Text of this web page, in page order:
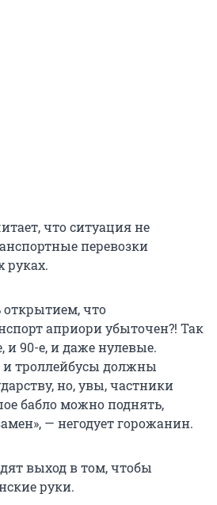
что ситуация не
перевозки
руках.
открытием, что
априори убыточен?! Так
и 90-е, и даже нулевые.
троллейбусы должны
но, увы, частники
бабло можно поднять,
— негодует горожанин.
выход в том, чтобы
руки.